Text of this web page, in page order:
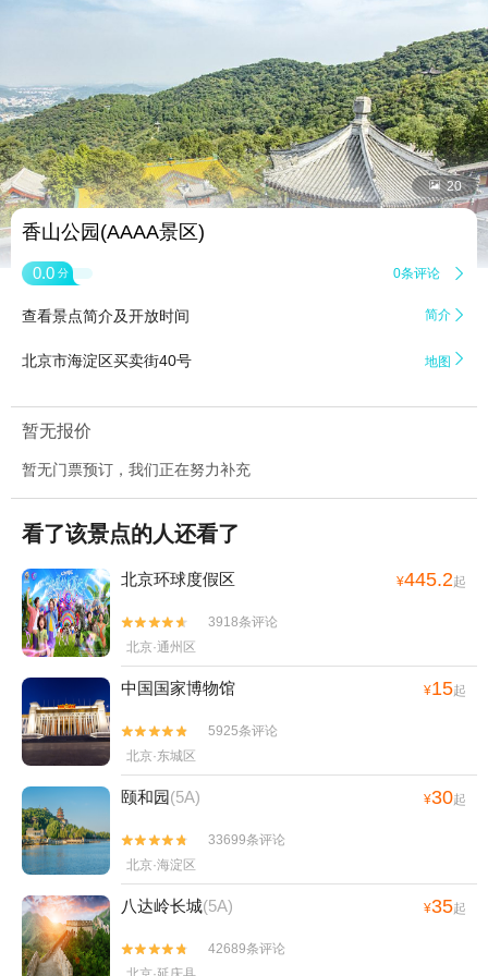
 20
香山公园(AAAA景区)
0.0 分 0条评论 
查看景点简介及开放时间 简介 
北京市海淀区买卖街40号 地图 
暂无报价
暂无门票预订，我们正在努力补充
看了该景点的人还看了
北京环球度假区 ¥445.2起


3918条评论
北京·通州区
中国国家博物馆 ¥15起


5925条评论
北京·东城区
颐和园(5A) ¥30起


33699条评论
北京·海淀区
八达岭长城(5A) ¥35起


42689条评论